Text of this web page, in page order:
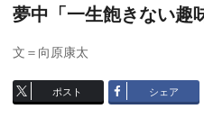
夢中「一生飽きない趣
文＝向原康太
ポスト シェア